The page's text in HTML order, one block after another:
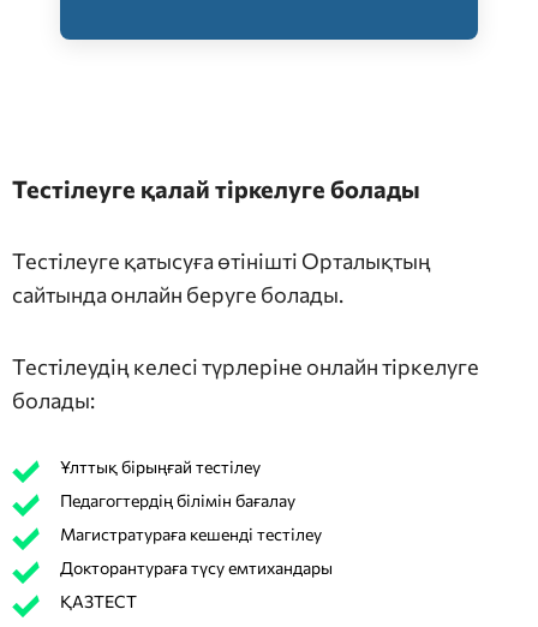
Тестілеуге қалай тіркелуге болады
Тестілеуге қатысуға өтінішті Орталықтың
сайтында онлайн беруге болады.
Тестілеудің келесі түрлеріне онлайн тіркелуге
болады:
Ұлттық бірыңғай тестілеу
Педагогтердің білімін бағалау
Магистратураға кешенді тестілеу
Докторантураға түсу емтихандары
ҚАЗТЕСТ